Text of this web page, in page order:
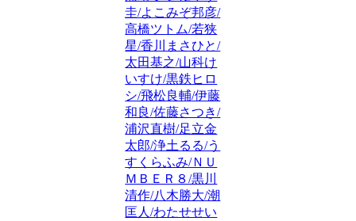
圭/よこみぞ邦彦/
高橋ツトム/若狭
星/香川まさひと/
太田基之/山科け
いすけ/黒鉄ヒロ
シ/飛松良輔/伊藤
和良/佐藤さつき/
浦沢直樹/足立金
太郎/浄土るる/う
すくらふみ/ＮＵ
ＭＢＥＲ８/黒川
清作/八木勝大/潮
匡人/わたせせい